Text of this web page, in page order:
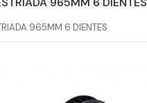
965MM 6 DIENTES